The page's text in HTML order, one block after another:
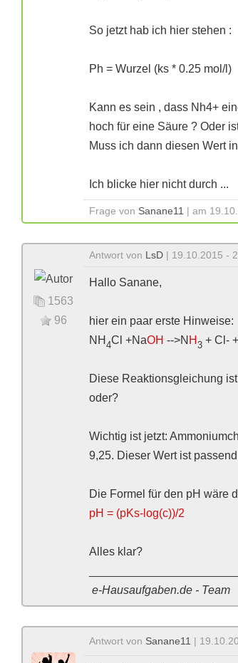
So jetzt hab ich hier stehen :
Ph = Wurzel (ks * 0.25 mol/l)
Kann es sein , dass Nh4+
hoch für eine Säure ? Oder
Muss ich dann diesen Wert
Ich blicke hier nicht durch ...
Frage von Sanane11 | am
1563
96
Antwort von LsD | 19.10.2015 -
Hallo Sanane,
hier ein paar erste Hinweise:
NH 4Cl +NaOH -->N H 3 + Cl-
Diese Reaktionsgleichung
oder?
Wichtig ist jetzt:
9,25. Dieser Wert ist
Die Formel für den pH wäre
pH = (pKs-log(c))/2
Alles klar?
e-Hausaufgaben.de - Team
Antwort von Sanane11 |